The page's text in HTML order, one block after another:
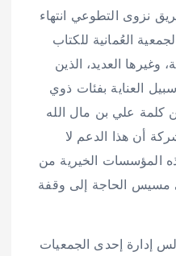
نزوى التطوعي انتهاء
العُمانية للكتاب
وغيرها العديد، الذين
العناية بفئات ذوي
كلمة علي بن مال الله
أن هذا الدعم لا
المؤسسات الخيرية من
مسيس الحاجة إلى وقفة
إدارة إحدى الجمعيات